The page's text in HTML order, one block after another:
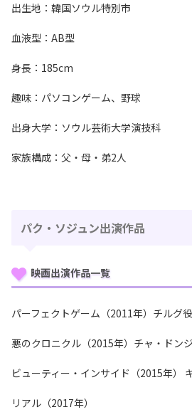
出生地：韓国ソウル特別市
血液型：AB型
身長：185cm
趣味：パソコンゲーム、野球
出身大学：ソウル芸術大学演技科
家族構成：父・母・弟2人
パク・ソジュン出演作品
映画出演作品一覧
パーフェクトゲーム（2011年）チルグ役
悪のクロニクル（2015年）チャ・ドン
ビューティー・インサイド（2015年）
リアル（2017年）